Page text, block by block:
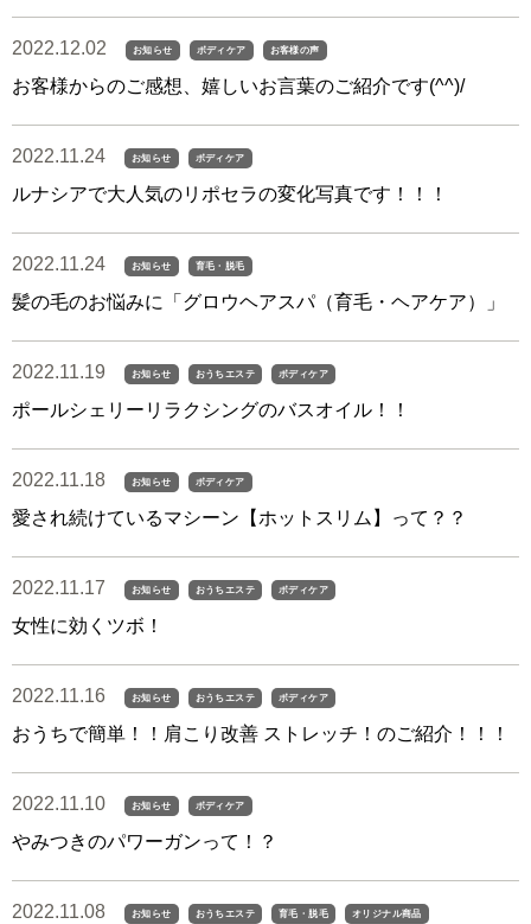
2022.12.02 お知らせ ボディケア お客様の声
お客様からのご感想、嬉しいお言葉のご紹介です(^^)/
2022.11.24 お知らせ ボディケア
ルナシアで大人気のリポセラの変化写真です！！！
2022.11.24 お知らせ 育毛・脱毛
髪の毛のお悩みに「グロウヘアスパ（育毛・ヘアケア）」
2022.11.19 お知らせ おうちエステ ボディケア
ポールシェリーリラクシングのバスオイル！！
2022.11.18 お知らせ ボディケア
愛され続けているマシーン【ホットスリム】って？？
2022.11.17 お知らせ おうちエステ ボディケア
女性に効くツボ！
2022.11.16 お知らせ おうちエステ ボディケア
おうちで簡単！！肩こり改善 ストレッチ！のご紹介！！！
2022.11.10 お知らせ ボディケア
やみつきのパワーガンって！？
2022.11.08 お知らせ おうちエステ 育毛・脱毛 オリジナル商品